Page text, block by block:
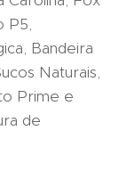
P5,
Bandeira
Naturais,
Prime e
de